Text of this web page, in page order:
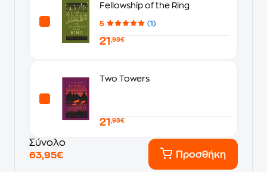
Fellowship of the Ring
5 (1)
21 ,98€
Two Towers
21 ,98€
Σύνολο
63,95€
Προσθήκη